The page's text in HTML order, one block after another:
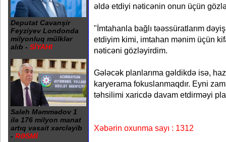
Deputat Cavanşir
Feyziyev Londonda
milyonluq mülklər
alıb - SİYAHI
Saleh Məmmədov 1
ilə 176 milyon manat
artıq vəsait xərcləyib
- RƏSMİ
əldə etdiyi nəticənin onun üçün
"İmtahanla bağlı təəssüratlarım
etdiyim kimi, imtahan mənim üçün
nəticəni gözləyirdim.
Gələcək planlarıma gəldikdə isə,
karyerama fokuslanmaqdır. Eyni
təhsilimi xaricdə davam etdirməyi
Xəbərin oxunma sayı : 1312